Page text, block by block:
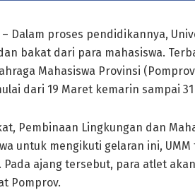
– Dalam proses pendidikannya,
bakat dari para mahasiswa.
Mahasiswa Provinsi
dari 19 Maret kemarin sampai
Pembinaan Lingkungan dan
untuk mengikuti gelaran ini,
ajang tersebut, para atlet
Pomprov.